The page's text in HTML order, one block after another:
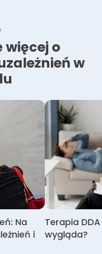
więcej o
w
Na
i
Terapia
wygląda?